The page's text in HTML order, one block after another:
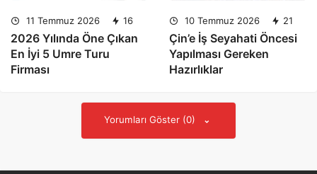
11 Temmuz 2026 16
2026 Yılında Öne Çıkan
En İyi 5 Umre Turu
Firması
10 Temmuz 2026 21
Çin’e İş Seyahati Öncesi
Yapılması Gereken
Hazırlıklar
Yorumları Göster (0)